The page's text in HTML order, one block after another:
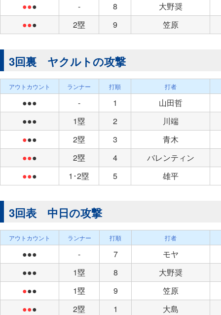
●●● - 8
大野奨
●●● 2塁 9 笠原
3回裏 ヤクルトの攻撃
アウトカウント ランナー 打順 打者
●●● - 1
山田哲
●●●
1塁 2
川端
●●● 2塁 3
青木
●●● 2塁 4
バレンティン
●●● 1･2塁 5 雄平
3回表 中日の攻撃
アウトカウント ランナー 打順 打者
●●● - 7
モヤ
●●●
1塁 8
大野奨
●●● 1塁 9
笠原
●●● 2塁 1
大島